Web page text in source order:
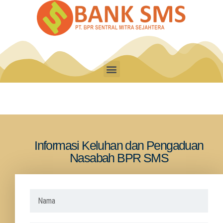
Informasi Keluhan dan Pengaduan
Nasabah BPR SMS